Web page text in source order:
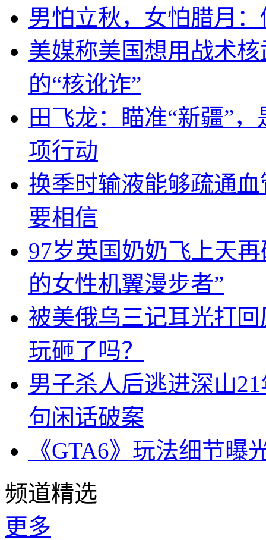
男怕立秋，女怕腊月
美媒称美国想用战术
的“核讹诈”
田飞龙：瞄准“新疆”
项行动
换季时输液能够疏通
要相信
97岁英国奶奶飞上天
的女性机翼漫步者”
被美俄乌三记耳光打
玩砸了吗？
男子杀人后逃进深山
句闲话破案
《GTA6》玩法细节
频道精选
更多